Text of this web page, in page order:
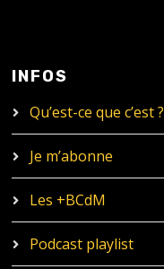
INFOS
Qu’est-ce que c’est ?
Je m’abonne
Les +BCdM
Podcast playlist